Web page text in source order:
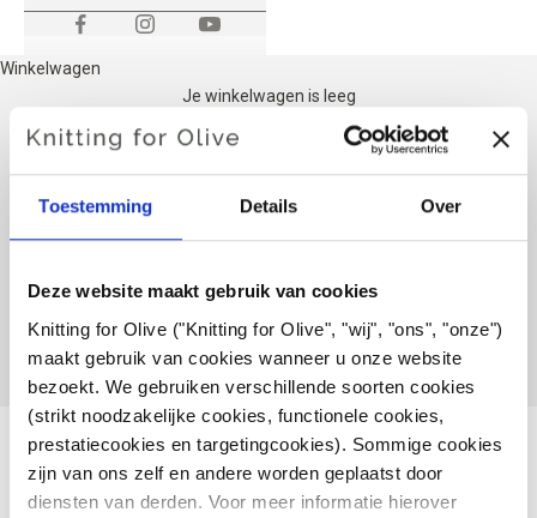
Toestemming Details Over
Deze website maakt gebruik van cookies
Knitting for Olive ("Knitting for Olive", "wij", "ons", "onze")
maakt gebruik van cookies wanneer u onze website
bezoekt. We gebruiken verschillende soorten cookies
(strikt noodzakelijke cookies, functionele cookies,
prestatiecookies en targetingcookies). Sommige cookies
zijn van ons zelf en andere worden geplaatst door
diensten van derden. Voor meer informatie hierover
Winkelwagen
Je winkelwagen is leeg
JE FAVORIETEN-GALERIJ
ONTDEK ONZE WEBSITE